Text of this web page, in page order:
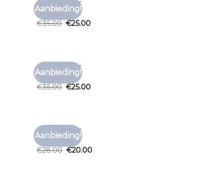
Aanbieding!
FORET T SHIRT
foret t shirt
€35.00 €25.00
Aanbieding!
FORET T SHIRT
foret t shirt
€35.00 €25.00
Aanbieding!
FORET T SHIRT
foret t shirt
€28.00 €20.00